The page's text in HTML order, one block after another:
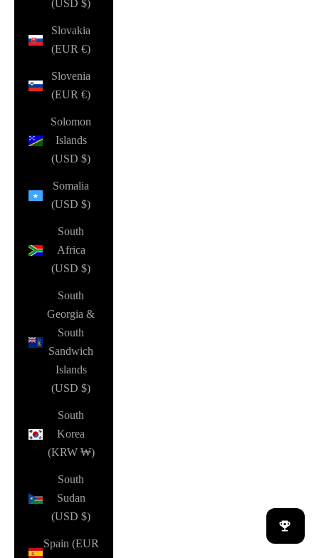
(USD $)
Slovakia
(EUR €)
Slovenia
(EUR €)
Solomon
Islands
(USD $)
Somalia
(USD $)
South
Africa
(USD $)
South
Georgia &
South
Sandwich
Islands
(USD $)
South
Korea
(KRW ₩)
South
Sudan
(USD $)
Spain (EUR